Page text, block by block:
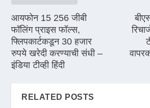
आयफोन 15 256 जीबी
फॉलिंग प्राइस फॉल्स,
फ्लिपकार्टकडून 30 हजार
रुपये खरेदी करण्याची संधी –
इंडिया टीव्ही हिंदी
RELATED POSTS